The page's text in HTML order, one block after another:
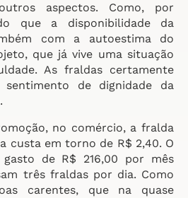
aspectos. Como, por
que a disponibilidade da
com a autoestima do
que já vive uma situação
As fraldas certamente
de dignidade da
no comércio, a fralda
custa em torno de R$ 2,40. O
de R$ 216,00 por mês
três fraldas por dia. Como
carentes, que na quase